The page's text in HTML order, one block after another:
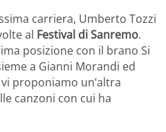
carriera, Umberto Tozzi
al Festival di Sanremo.
posizione con il brano Si
a Gianni Morandi ed
proponiamo un’altra
canzoni con cui ha